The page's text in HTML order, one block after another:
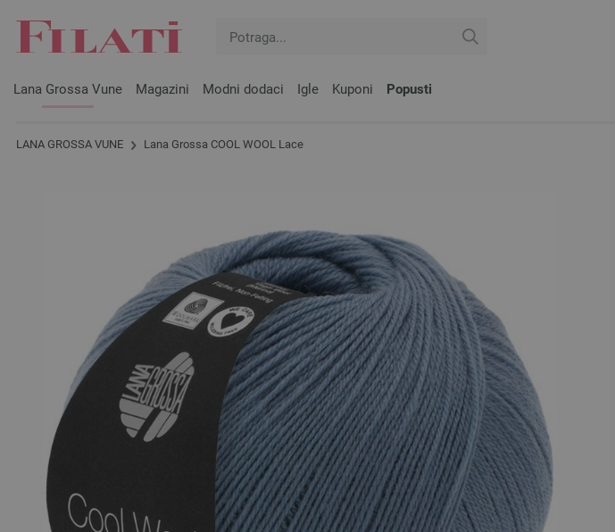
Lana Grossa Vune Magazini Modni dodaci Igle Kuponi Popusti
LANA GROSSA VUNE Lana Grossa COOL WOOL Lace